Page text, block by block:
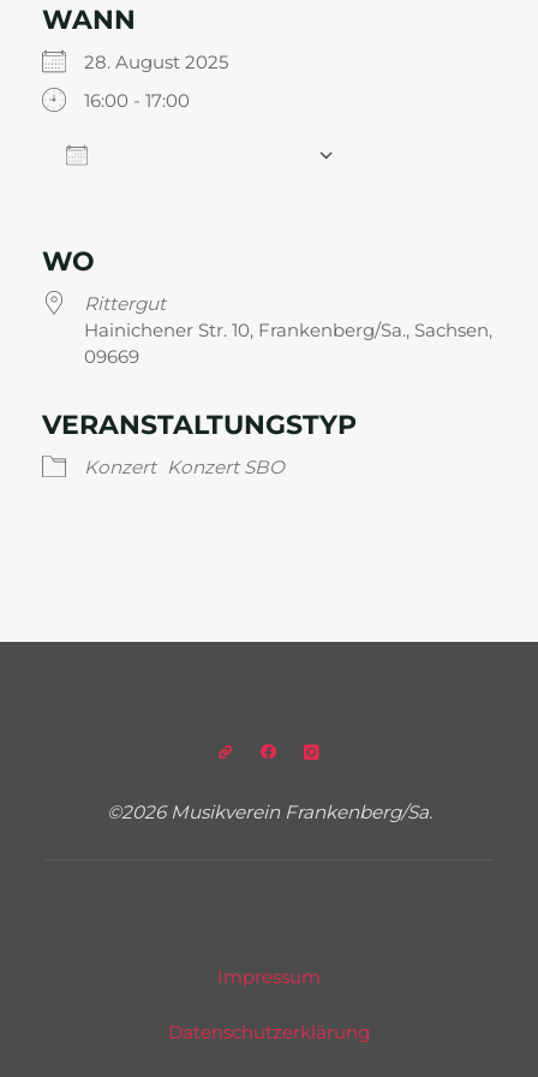
WANN
28. August 2025
16:00 - 17:00
WO
Rittergut
Hainichener Str. 10, Frankenberg/Sa., Sachsen,
09669
VERANSTALTUNGSTYP
Konzert Konzert SBO
©2026 Musikverein Frankenberg/Sa.
Impressum
Datenschutzerklärung